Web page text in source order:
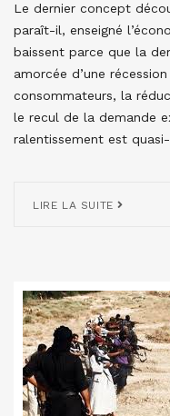
Le dernier concept
paraît-il, enseigné
baissent parce que la
amorcée d’une
consommateurs, la
le recul de la demande
ralentissement est
LIRE LA SUITE